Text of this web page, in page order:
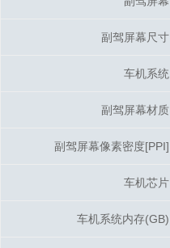
副驾屏幕尺寸
车机系统
副驾屏幕材质
副驾屏幕像素密度[PPI]
车机芯片
车机系统内存(GB)
副驾屏幕尺寸
车机系统
副驾屏幕材质
副驾屏幕像素密度[PPI]
车机芯片
车机系统内存(GB)